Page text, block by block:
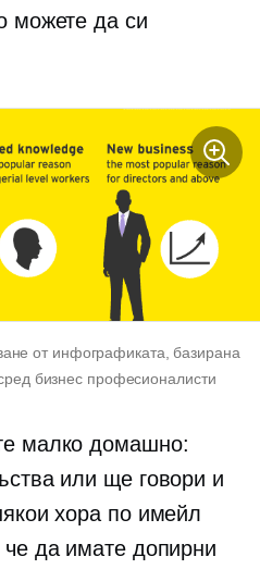
можете да си
от инфографиката, базирана
бизнес професионалисти
малко домашно:
или ще говори и
хора по имейл
че да имате допирни